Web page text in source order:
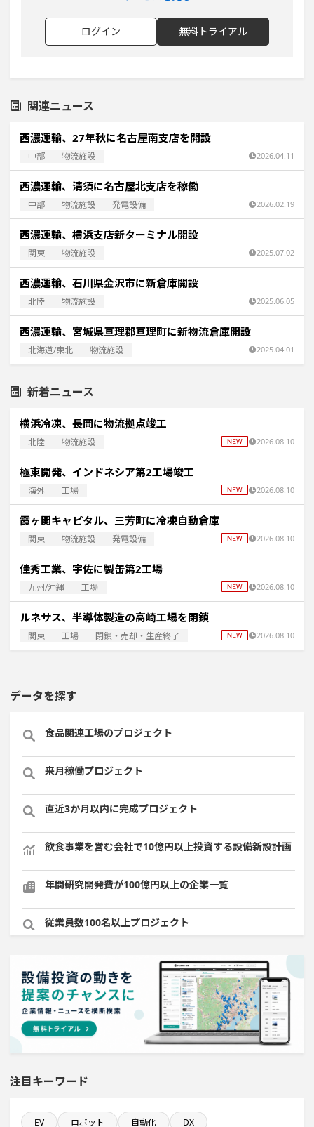
ログイン 無料トライアル
関連ニュース
西濃運輸、27年秋に名古屋南支店を開設
中部 物流施設 2026.04.11
西濃運輸、清須に名古屋北支店を稼働
中部 物流施設 発電設備 2026.02.19
西濃運輸、横浜支店新ターミナル開設
関東 物流施設 2025.07.02
西濃運輸、石川県金沢市に新倉庫開設
北陸 物流施設 2025.06.05
西濃運輸、宮城県亘理郡亘理町に新物流倉庫開設
北海道/東北 物流施設 2025.04.01
新着ニュース
横浜冷凍、長岡に物流拠点竣工
北陸 物流施設 2026.08.10
極東開発、インドネシア第2工場竣工
海外 工場 2026.08.10
霞ヶ関キャピタル、三芳町に冷凍自動倉庫
関東 物流施設 発電設備 2026.08.10
佳秀工業、宇佐に製缶第2工場
九州/沖縄 工場 2026.08.10
ルネサス、半導体製造の高崎工場を閉鎖
関東 工場 閉鎖・売却・生産終了 2026.08.10
データを探す
食品関連工場のプロジェクト
来月稼働プロジェクト
直近3か月以内に完成プロジェクト
飲食事業を営む会社で10億円以上投資する設備新設計画
年間研究開発費が100億円以上の企業一覧
従業員数100名以上プロジェクト
発電設備の導入を含む物流施設プロジェクト
1億円以上のソフトウェア投資する設備新設計画
既に100億円以上の支払いが終了した設備新設計画
直近3か月以内に着手する設備新設計画
完成から約10年経過プロジェクト
注目キーワード
EV ロボット 自動化 DX